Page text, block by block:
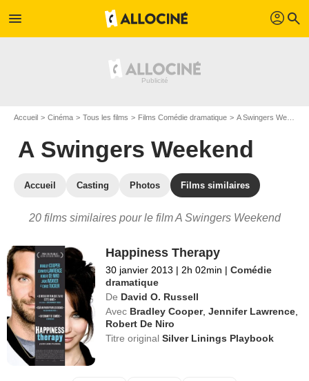
menu profil search
Accueil Cinéma Tous les films Films Comédie dramatique A Swingers Weekend
A Swingers Weekend
Accueil Casting Photos Films similaires
20 films similaires pour le film A Swingers Weekend
Happiness Therapy
30 janvier 2013 | 2h 02min | Comédie
dramatique
De David O. Russell
Avec Bradley Cooper,Jennifer Lawrence
Robert De Niro
Titre originalSilver Linings Playbook